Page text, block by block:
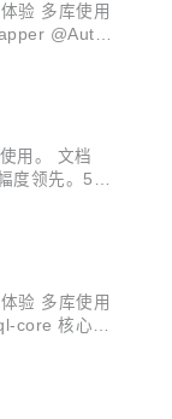
验 多库使用
用。 文档
度领先。5-6
验 多库使用
core 核心